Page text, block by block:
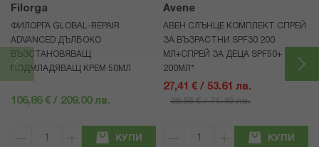
Filorga
ФИЛОРГА GLOBAL-REPAIR
ADVANCED ДЪЛБОКО
ВЪЗСТАНОВЯВАЩ
ПОДМЛАДЯВАЩ КРЕМ 50МЛ
106,86 € / 209.00 лв.
КУПИ
Avene
АВЕН СЛЪНЦЕ КОМПЛЕКТ СПРЕЙ
ЗА ВЪЗРАСТНИ SPF30 200
МЛ+СПРЕЙ ЗА ДЕЦА SPF50+
200МЛ*
27,41 € / 53.61 лв.
36,55 € / 71.49 лв.
КУПИ